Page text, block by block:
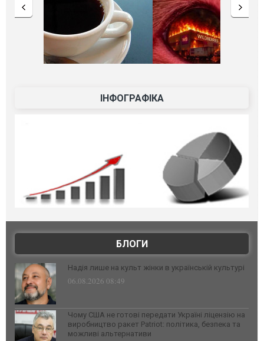
ІНФОГРАФІКА
БЛОГИ
Надія лише на культ жінки в українській культурі
06.08.2026 08:49
Чому США не готові передати Україні ліцензію на
виробництво ракет Patriot: політика, безпека та
можливі альтернативи